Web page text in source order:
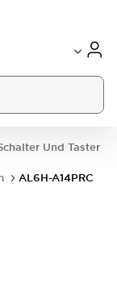
Und Taster
AL6H-A14PRC